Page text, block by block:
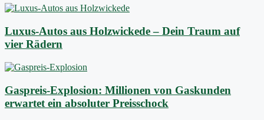
Luxus-Autos aus Holzwickede – Dein Traum auf
vier Rädern
Gaspreis-Explosion: Millionen von Gaskunden
erwartet ein absoluter Preisschock